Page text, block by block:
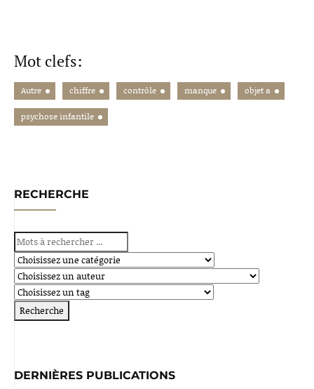
Mot clefs:
Autre chiffre contrôle manque objet a
psychose infantile
RECHERCHE
DERNIÈRES PUBLICATIONS